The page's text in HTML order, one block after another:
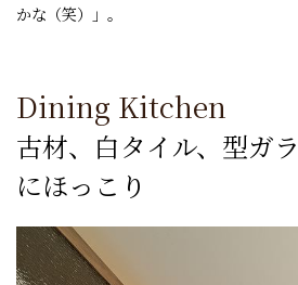
かな（笑）」。
Dining Kitchen
古材、白タイル、型ガ
にほっこり